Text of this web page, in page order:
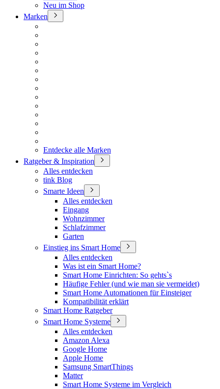
Neu im Shop
Marken
Entdecke alle Marken
Ratgeber & Inspiration
Alles entdecken
tink Blog
Smarte Ideen
Alles entdecken
Eingang
Wohnzimmer
Schlafzimmer
Garten
Einstieg ins Smart Home
Alles entdecken
Was ist ein Smart Home?
Smart Home Einrichten: So gehts`s
Häufige Fehler (und wie man sie vermeidet)
Smart Home Automationen für Einsteiger
Kompatibilität erklärt
Smart Home Ratgeber
Smart Home Systeme
Alles entdecken
Amazon Alexa
Google Home
Apple Home
Samsung SmartThings
Matter
Smart Home Systeme im Vergleich